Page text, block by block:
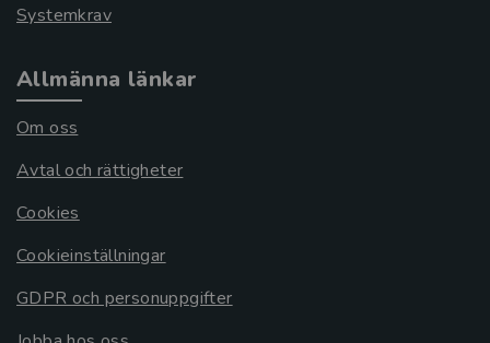
Systemkrav
Allmänna länkar
Om oss
Avtal och rättigheter
Cookies
Cookieinställningar
GDPR och personuppgifter